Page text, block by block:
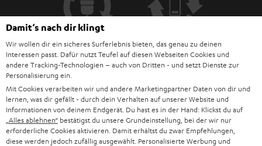
BIS ZU
45 €
RABATT
Damit‘s nach dir klingt
Wir wollen dir ein sicheres Surferlebnis bieten, das genau zu deinen
Interessen passt. Dafür nutzt Teufel auf diesen Webseiten Cookies und
andere Tracking-Technologien – auch von Dritten - und setzt Dienste zur
Personalisierung ein.
Mit Cookies verarbeiten wir und andere Marketingpartner Daten von dir und
lernen, was dir gefällt - durch dein Verhalten auf unserer Website und
Informationen von deinem Endgerät. Du hast es in der Hand: Klickst du auf
„Alles ablehnen“ bestätigst du unsere Grundeinstellung, bei der wir nur
erforderliche Cookies aktivieren. Damit erhältst du zwar Empfehlungen,
diese werden jedoch zufällig ausgewählt. Personalisierte Werbung und